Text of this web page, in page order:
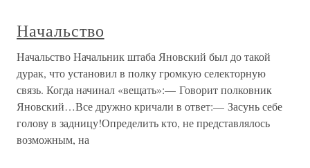
Начальство
Начальство Начальник штаба Яновский был до такой
дурак, что установил в полку громкую селекторную
связь. Когда начинал «вещать»:— Говорит полковник
Яновский…Все дружно кричали в ответ:— Засунь себе
голову в задницу!Определить кто, не представлялось
возможным, на